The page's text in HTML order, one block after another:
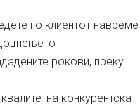
го клиентот навреме
рокови, преку
конкурентска